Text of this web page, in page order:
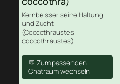
Kernbeisser seine Haltung
und Zucht
(Coccothraustes
coccothraustes)
💬 Zum passenden
Chatraum wechseln